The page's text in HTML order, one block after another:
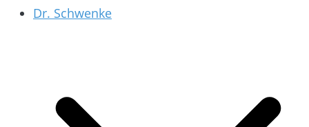
Dr. Schwenke